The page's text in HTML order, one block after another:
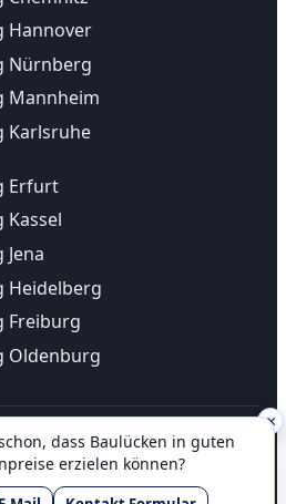
Hannover
Nürnberg
Mannheim
Karlsruhe
Erfurt
Heidelberg
Freiburg
Oldenburg
• ✔
& vor Ort • ✔ Unabhängige
Impressum-Datenschutz
×
dass Baulücken in guten
erzielen können?